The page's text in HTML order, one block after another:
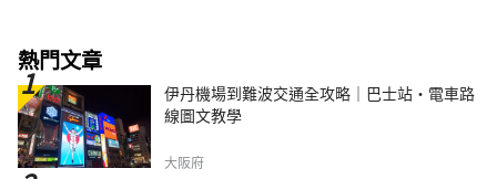
熱門文章
伊丹機場到難波交通全攻略｜巴士站・電車路
線圖文教學
大阪府